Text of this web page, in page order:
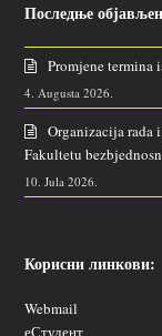
Последње
Promjene termina
4. Augusta 2026.
Organizacija rada
Fakultetu
10. Jula 2026.
Корисни линкови:
Webmail
еСтудент